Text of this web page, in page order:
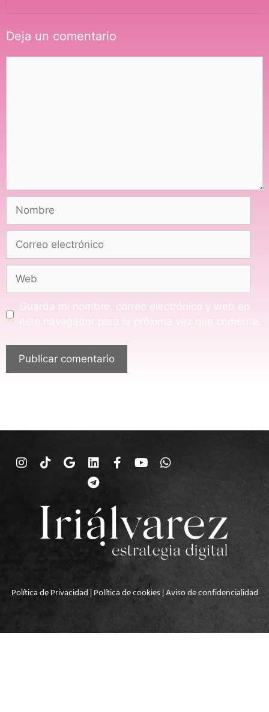
Deja un comentario
Guarda mi nombre, correo electrónico y web en
este navegador para la próxima vez que comente.
Política de Privacidad | Política de cookies|Aviso de confidencialidad